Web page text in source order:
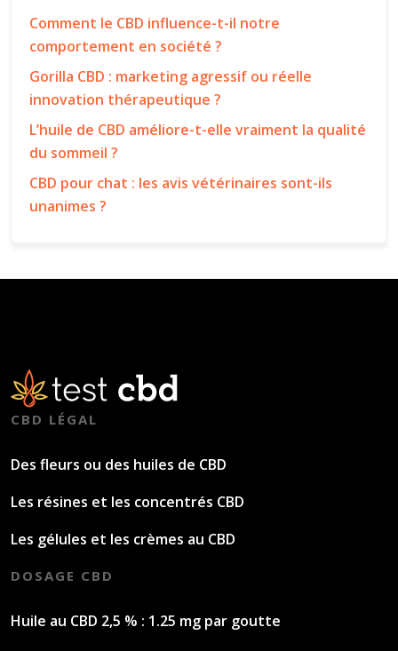
Comment le CBD influence-t-il notre
comportement en société ?
Gorilla CBD : marketing agressif ou réelle
innovation thérapeutique ?
L’huile de CBD améliore-t-elle vraiment la qualité
du sommeil ?
CBD pour chat : les avis vétérinaires sont-ils
unanimes ?
CBD LÉGAL
Des fleurs ou des huiles de CBD
Les résines et les concentrés CBD
Les gélules et les crèmes au CBD
DOSAGE CBD
Huile au CBD 2,5 % : 1.25 mg par goutte